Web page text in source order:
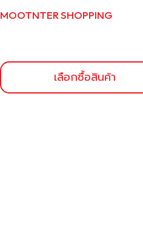
MOOTNTER SHOPPING
เลือกซื้อสินค้า